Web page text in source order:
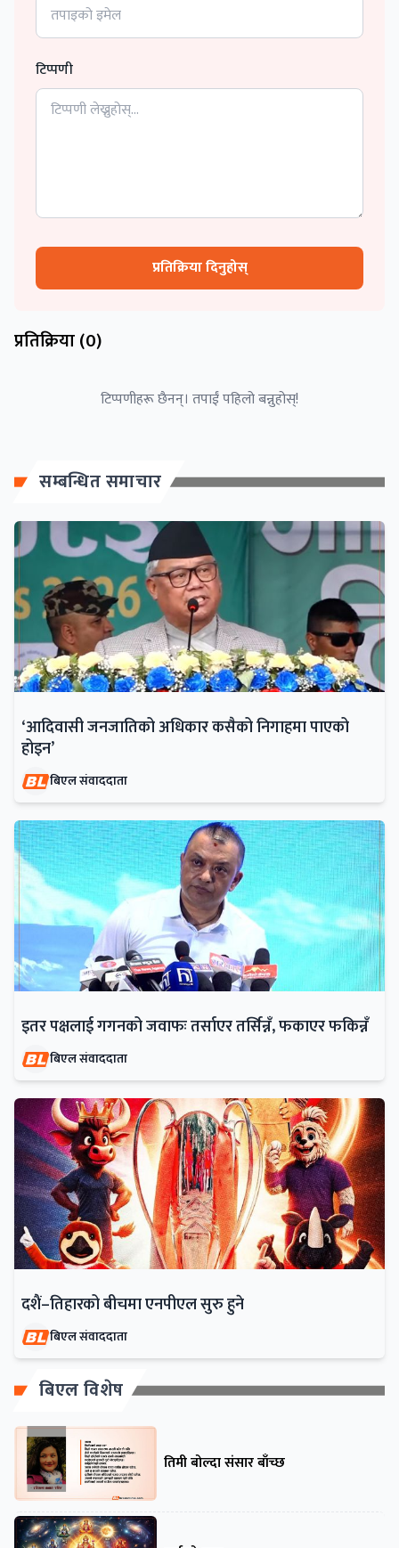
टिप्पणी
प्रतिक्रिया दिनुहोस्
प्रतिक्रिया (0)
टिप्पणीहरू छैनन्। तपाईं पहिलो बन्नुहोस्!
सम्बन्धित समाचार
‘आदिवासी जनजातिको अधिकार कसैको निगाहमा पाएको
होइन’
बिएल संवाददाता
इतर पक्षलाई गगनको जवाफः तर्साएर तर्सिन्नँ, फकाएर फकिन्नँ
बिएल संवाददाता
दशैं–तिहारको बीचमा एनपीएल सुरु हुने
बिएल संवाददाता
बिएल विशेष
तिमी बोल्दा संसार बाँच्छ